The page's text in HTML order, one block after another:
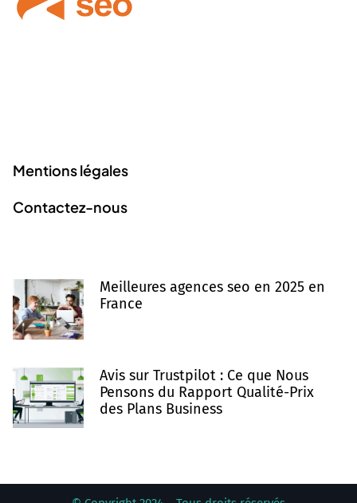
Mentions légales
Contactez-nous
Meilleures agences seo en 2025 en
France
Avis sur Trustpilot : Ce que Nous
Pensons du Rapport Qualité-Prix
des Plans Business